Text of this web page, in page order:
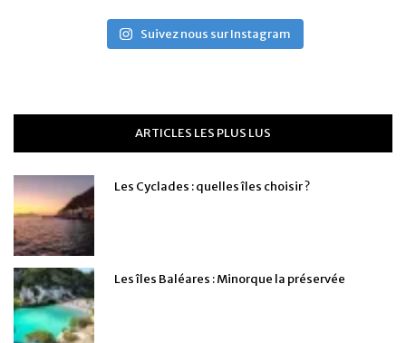
Suivez nous sur Instagram
ARTICLES LES PLUS LUS
Les Cyclades : quelles îles choisir ?
Les îles Baléares : Minorque la préservée